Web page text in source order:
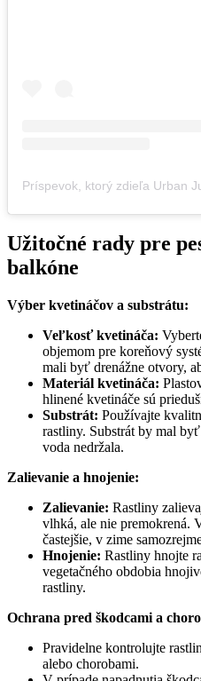
Užitočné rady pre
balkóne
Výber kvetináčov a substrátu:
Veľkosť kvetináča:
objemom pre koreňový
mali byť drenážne otvory,
Materiál kvetináča:
hlinené kvetináče sú
Substrát: Používajte
rastliny. Substrát by mal
voda nedržala.
Zalievanie a hnojenie:
Zalievanie: Rastliny
vlhká, ale nie premokrená.
častejšie, v zime
Hnojenie: Rastliny hnojte
vegetačného obdobia
rastliny.
Ochrana pred škodcami a
Pravidelne kontrolujte
alebo chorobami.